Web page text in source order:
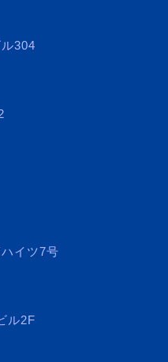
304
イツ7号
ル2F